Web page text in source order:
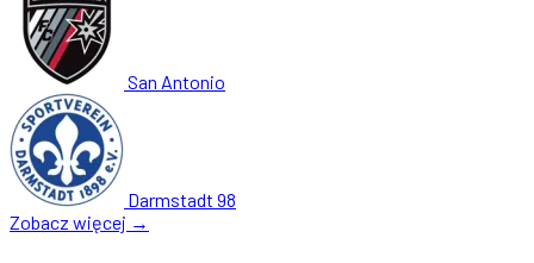
San Antonio
Darmstadt 98
Zobacz więcej →